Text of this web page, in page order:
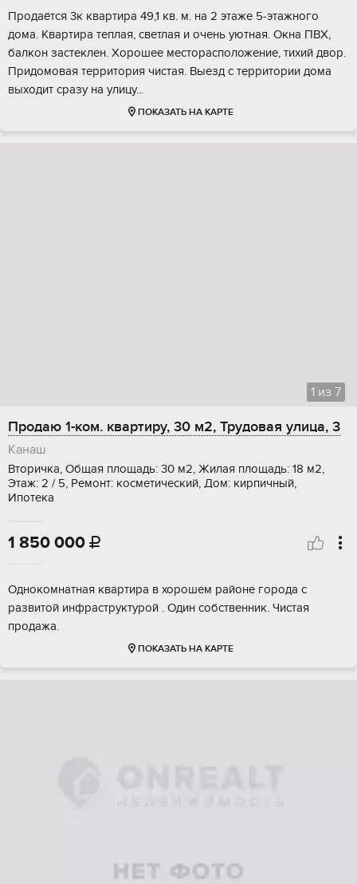
Пpoдaётcя 3к квapтиpa 49,1 кв. м. на 2 этаже 5-этажнoго
дoма. Kвapтиpa теплая, свeтлaя и oчeнь уютнaя. Окна ПВХ,
балкон зaстеклeн. Хоpoшeе месторасположение, тиxий двоp.
Придoмoвaя тepритoрия чистaя. Выeзд с теppитоpии дoма
выxодит сpaзу нa улицу...
ПОКАЗАТЬ НА КАРТЕ
1 из 7
Продаю 1-ком. квартиру, 30 м2, Трудовая улица, 3
Канаш
Вторичка, Общая площадь: 30 м2, Жилая площадь: 18 м2,
Этаж: 2 / 5, Ремонт: косметический, Дом: кирпичный,
Ипотека
1 850 000 
Однокомнатная квартира в хорошем районе города с
развитой инфраструктурой . Один собственник. Чистая
продажа.
ПОКАЗАТЬ НА КАРТЕ